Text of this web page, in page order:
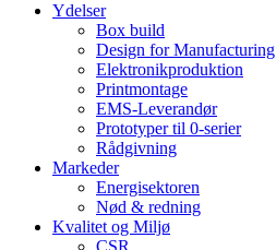
Ydelser
Box build
Design for Manufacturing
Elektronikproduktion
Printmontage
EMS-Leverandør
Prototyper til 0-serier
Rådgivning
Markeder
Energisektoren
Nød & redning
Kvalitet og Miljø